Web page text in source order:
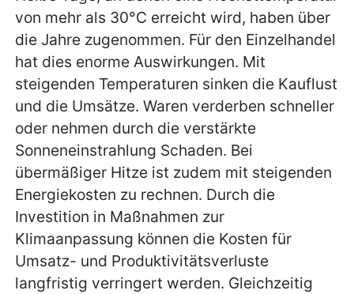
von mehr als 30°C erreicht wird, haben über
die Jahre zugenommen. Für den Einzelhandel
hat dies enorme Auswirkungen. Mit
steigenden Temperaturen sinken die Kauflust
und die Umsätze. Waren verderben schneller
oder nehmen durch die verstärkte
Sonneneinstrahlung Schaden. Bei
übermäßiger Hitze ist zudem mit steigenden
Energiekosten zu rechnen. Durch die
Investition in Maßnahmen zur
Klimaanpassung können die Kosten für
Umsatz- und Produktivitätsverluste
langfristig verringert werden. Gleichzeitig